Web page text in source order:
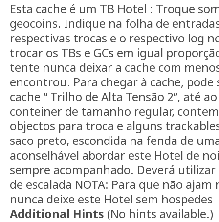
Esta cache é um TB Hotel : Troque
geocoins. Indique na folha de
respectivas trocas e o respectivo log
trocar os TBs e GCs em igual
tente nunca deixar a cache com
encontrou. Para chegar à cache,
cache “ Trilho de Alta Tensão 2”, até
conteiner de tamanho regular,
objectos para troca e alguns
saco preto, escondida na fenda de
aconselhável abordar este Hotel de
sempre acompanhado. Deverá utilizar
de escalada NOTA: Para que não
nunca deixe este Hotel sem hospedes
Additional Hints (No hints available.)